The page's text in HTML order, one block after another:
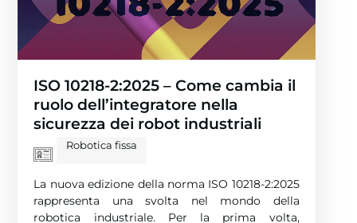
ISO 10218-2:2025 – Come cambia il
ruolo dell’integratore nella
sicurezza dei robot industriali
Robotica fissa
La nuova edizione della norma ISO 10218-2:2025
rappresenta una svolta nel mondo della
robotica industriale. Per la prima volta,